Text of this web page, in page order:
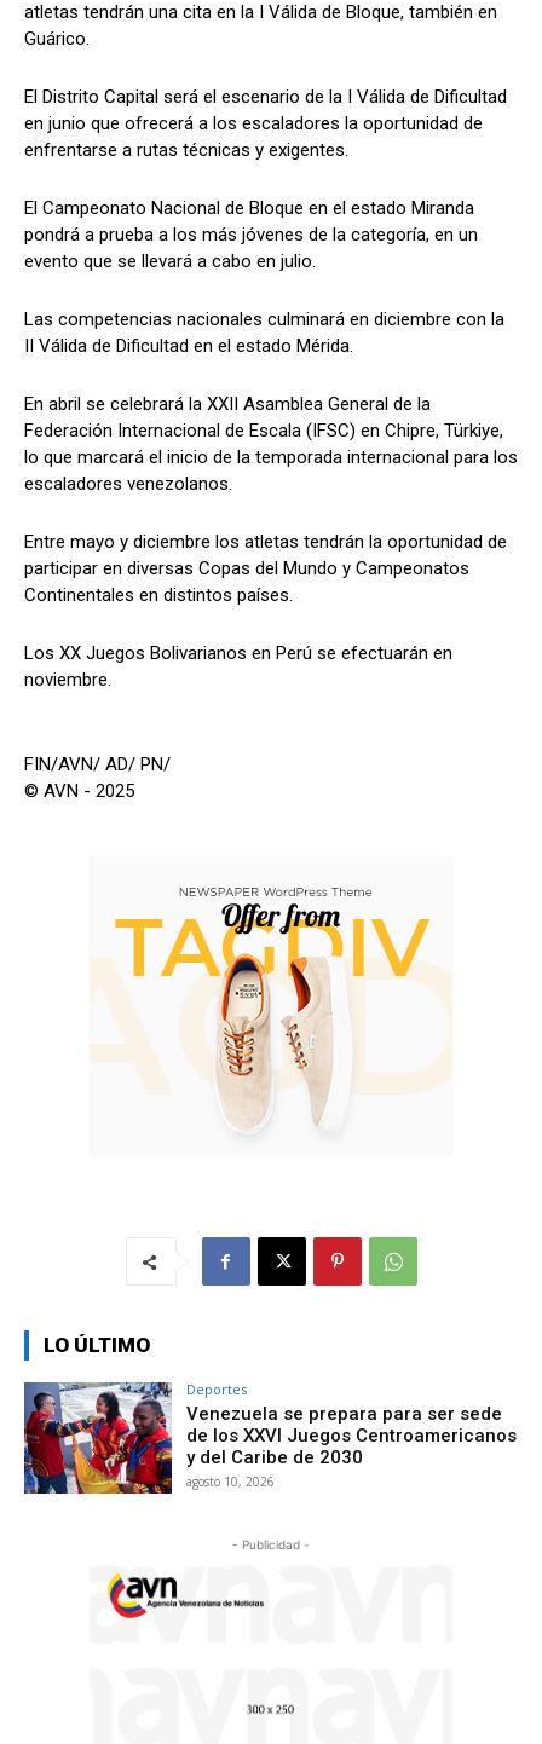
atletas tendrán una cita en la I Válida de Bloque, también en
Guárico.
El Distrito Capital será el escenario de la I Válida de Dificultad
en junio que ofrecerá a los escaladores la oportunidad de
enfrentarse a rutas técnicas y exigentes.
El Campeonato Nacional de Bloque en el estado Miranda
pondrá a prueba a los más jóvenes de la categoría, en un
evento que se llevará a cabo en julio.
Las competencias nacionales culminará en diciembre con la
II Válida de Dificultad en el estado Mérida.
En abril se celebrará la XXII Asamblea General de la
Federación Internacional de Escala (IFSC) en Chipre, Türkiye,
lo que marcará el inicio de la temporada internacional para los
escaladores venezolanos.
Entre mayo y diciembre los atletas tendrán la oportunidad de
participar en diversas Copas del Mundo y Campeonatos
Continentales en distintos países.
Los XX Juegos Bolivarianos en Perú se efectuarán en
noviembre.
FIN/AVN/ AD/ PN/
© AVN - 2025
LO ÚLTIMO
Deportes
Venezuela se prepara para ser sede
de los XXVI Juegos Centroamericanos
y del Caribe de 2030
agosto 10, 2026
- Publicidad -